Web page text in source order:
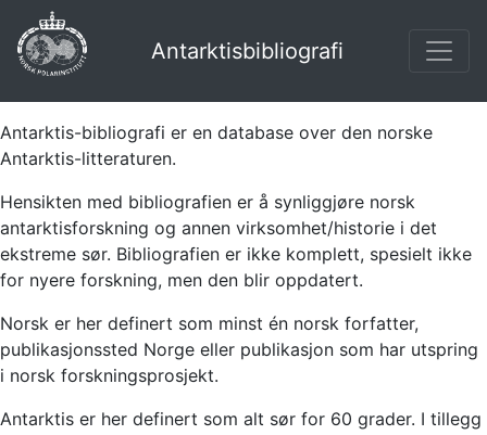
Antarktisbibliografi
Antarktis-bibliografi er en database over den norske
Antarktis-litteraturen.
Hensikten med bibliografien er å synliggjøre norsk
antarktisforskning og annen virksomhet/historie i det
ekstreme sør. Bibliografien er ikke komplett, spesielt ikke
for nyere forskning, men den blir oppdatert.
Norsk er her definert som minst én norsk forfatter,
publikasjonssted Norge eller publikasjon som har utspring
i norsk forskningsprosjekt.
Antarktis er her definert som alt sør for 60 grader. I tillegg